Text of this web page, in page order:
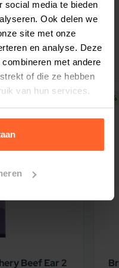
social media te bieden
Ook delen we
site met onze
en analyse. Deze
met andere
of die ze hebben
van hun services.
Fosfor 1.2 %
PRO KG:
KG:
Nutritionele
A 15000 IU / IE,
D3 1500 IU /
acetate) / Vitamin
/ Vitamine E (alfa-
Beef Ear 2